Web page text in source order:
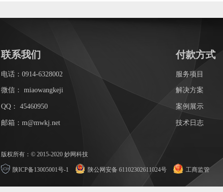
联系我们 付款方式
电话：0914-6328002 服务项目
微信： miaowangkeji 解决方案
QQ： 45460950 案例展示
邮箱：m@mwkj.net 技术日志
版权所有：© 2015-2020 妙网科技
陕ICP备13005001号-1 陕公网安备 61102302611024号 工商监管